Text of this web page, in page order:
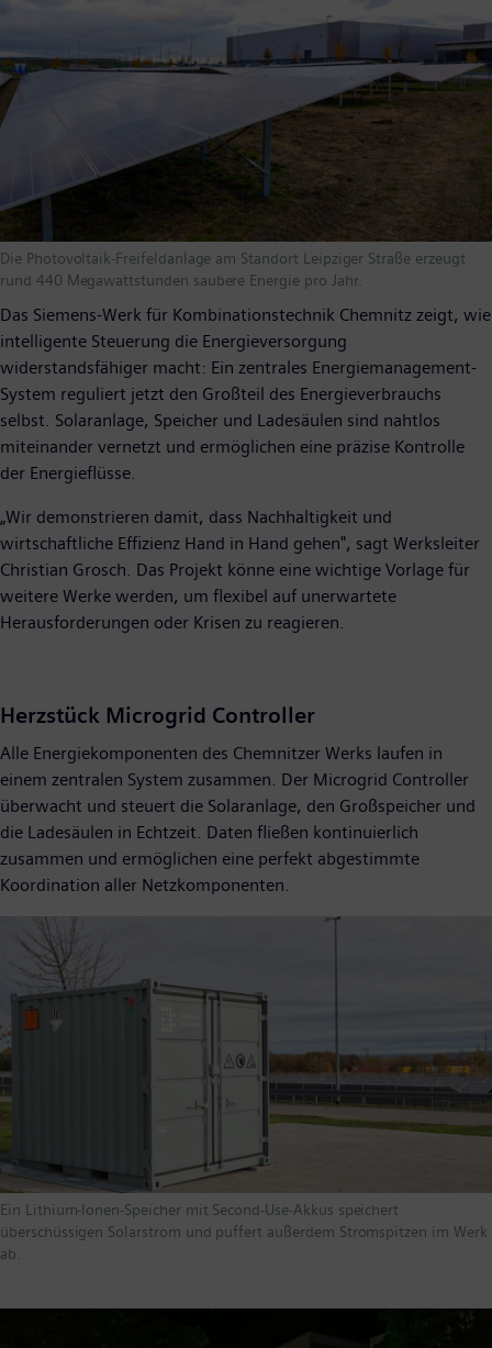
Die Photovoltaik-Freifeldanlage am Standort Leipziger Straße erzeugt
rund 440 Megawattstunden saubere Energie pro Jahr.
Das Siemens-Werk für Kombinationstechnik Chemnitz zeigt, wie
intelligente Steuerung die Energieversorgung
widerstandsfähiger macht: Ein zentrales Energiemanagement-
System reguliert jetzt den Großteil des Energieverbrauchs
selbst. Solaranlage, Speicher und Ladesäulen sind nahtlos
miteinander vernetzt und ermöglichen eine präzise Kontrolle
der Energieflüsse.
„Wir demonstrieren damit, dass Nachhaltigkeit und
wirtschaftliche Effizienz Hand in Hand gehen", sagt Werksleiter
Christian Grosch. Das Projekt könne eine wichtige Vorlage für
weitere Werke werden, um flexibel auf unerwartete
Herausforderungen oder Krisen zu reagieren.
Herzstück Microgrid Controller
Alle Energiekomponenten des Chemnitzer Werks laufen in
einem zentralen System zusammen. Der Microgrid Controller
überwacht und steuert die Solaranlage, den Großspeicher und
die Ladesäulen in Echtzeit. Daten fließen kontinuierlich
zusammen und ermöglichen eine perfekt abgestimmte
Koordination aller Netzkomponenten.
Ein Lithium-Ionen-Speicher mit Second-Use-Akkus speichert
überschüssigen Solarstrom und puffert außerdem Stromspitzen im Werk
ab.